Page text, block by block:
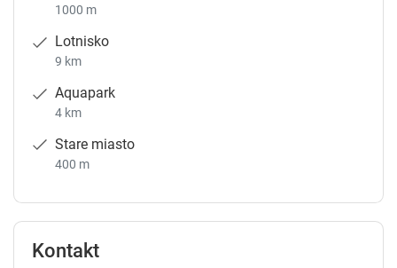
1000 m
Lotnisko
9 km
Aquapark
4 km
Stare miasto
400 m
Kontakt